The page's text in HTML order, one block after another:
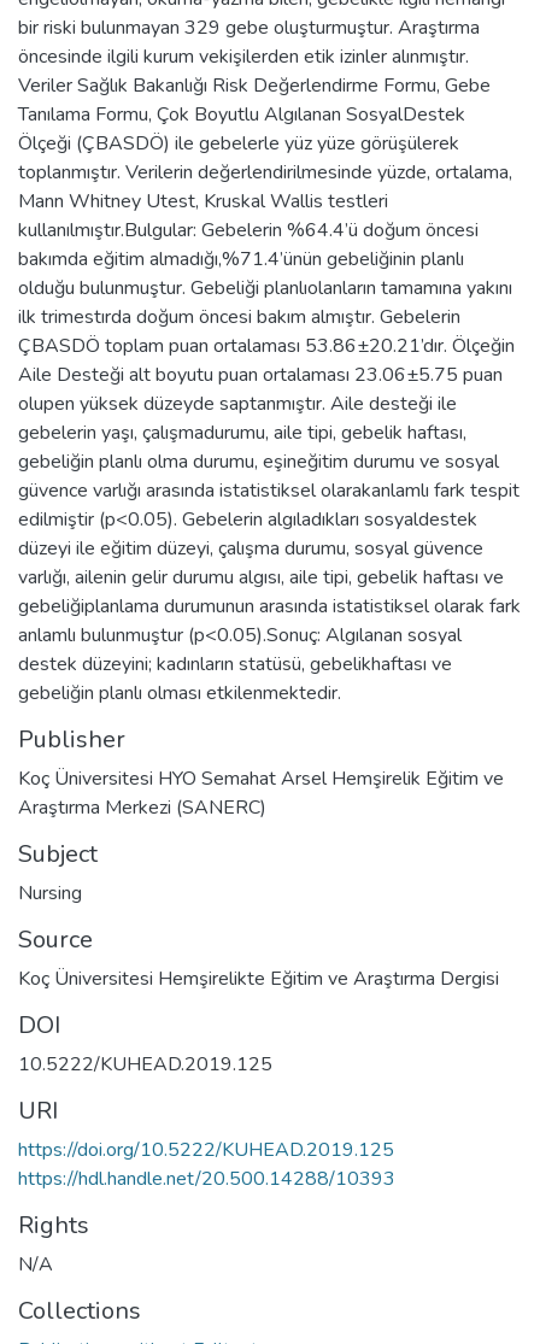
bir riski bulunmayan 329 gebe oluşturmuştur. Araştırma
öncesinde ilgili kurum vekişilerden etik izinler alınmıştır.
Veriler Sağlık Bakanlığı Risk Değerlendirme Formu, Gebe
Tanılama Formu, Çok Boyutlu Algılanan SosyalDestek
Ölçeği (ÇBASDÖ) ile gebelerle yüz yüze görüşülerek
toplanmıştır. Verilerin değerlendirilmesinde yüzde, ortalama,
Mann Whitney Utest, Kruskal Wallis testleri
kullanılmıştır.Bulgular: Gebelerin %64.4’ü doğum öncesi
bakımda eğitim almadığı,%71.4’ünün gebeliğinin planlı
olduğu bulunmuştur. Gebeliği planlıolanların tamamına yakını
ilk trimestırda doğum öncesi bakım almıştır. Gebelerin
ÇBASDÖ toplam puan ortalaması 53.86±20.21’dır. Ölçeğin
Aile Desteği alt boyutu puan ortalaması 23.06±5.75 puan
olupen yüksek düzeyde saptanmıştır. Aile desteği ile
gebelerin yaşı, çalışmadurumu, aile tipi, gebelik haftası,
gebeliğin planlı olma durumu, eşineğitim durumu ve sosyal
güvence varlığı arasında istatistiksel olarakanlamlı fark tespit
edilmiştir (p<0.05). Gebelerin algıladıkları sosyaldestek
düzeyi ile eğitim düzeyi, çalışma durumu, sosyal güvence
varlığı, ailenin gelir durumu algısı, aile tipi, gebelik haftası ve
gebeliğiplanlama durumunun arasında istatistiksel olarak fark
anlamlı bulunmuştur (p<0.05).Sonuç: Algılanan sosyal
destek düzeyini; kadınların statüsü, gebelikhaftası ve
gebeliğin planlı olması etkilenmektedir.
Publisher
Koç Üniversitesi HYO Semahat Arsel Hemşirelik Eğitim ve
Araştırma Merkezi (SANERC)
Subject
Nursing
Source
Koç Üniversitesi Hemşirelikte Eğitim ve Araştırma Dergisi
DOI
10.5222/KUHEAD.2019.125
URI
https://doi.org/10.5222/KUHEAD.2019.125
https://hdl.handle.net/20.500.14288/10393
Rights
N/A
Collections